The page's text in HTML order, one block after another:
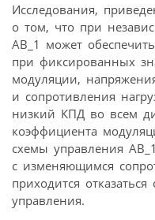
Исследования,
о том, что при
АВ_1 может
при фиксированных
модуляции,
и сопротивления
низкий КПД во всем
коэффициента
схемы управления
с изменяющимся
приходится
управления.